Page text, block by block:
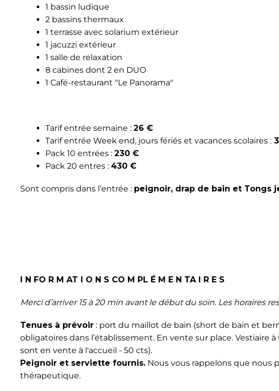
1 bassin ludique
2 bassins thermaux
1 terrasse avec solarium extérieur
1 jacuzzi extérieur
1 salle de relaxation
8 cabines dont 2 en DUO
1 Café-restaurant "Le Panorama"
Tarif entrée semaine : 26 €
Tarif entrée Week end, jours fériés et vacances scolaires :
Pack 10 entrées : 230 €
Pack 20 entres : 430 €
Sont compris dans l’entrée : peignoir, drap de bain et Tongs
I N FO R M AT I O N S CO M PL É M E N TA I R E S
Merci d’arriver 15 à 20 min avant le début du soin. Les horaires
Tenues à prévoir : port du maillot de bain (short de bain et
obligatoires dans l’établissement. En vente sur place. Vestiaire
sont en vente à l'accueil - 50 cts).
Peignoir et serviette fournis. Nous vous rappelons que nous
thérapeutique.